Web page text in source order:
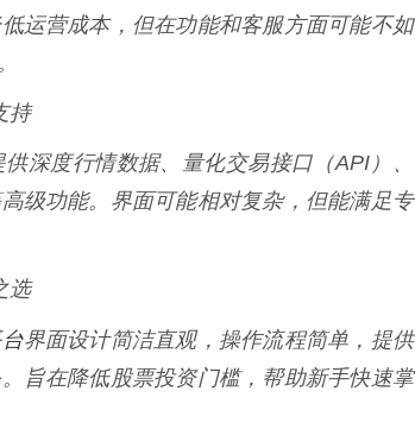
运营成本，但在功能和客服方面可能不如
持
深度行情数据、量化交易接口（API）、
级功能。界面可能相对复杂，但能满足专
选
界面设计简洁直观，操作流程简单，提供
旨在降低股票投资门槛，帮助新手快速掌